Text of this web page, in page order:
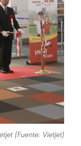
(Fuente: Vietjet)